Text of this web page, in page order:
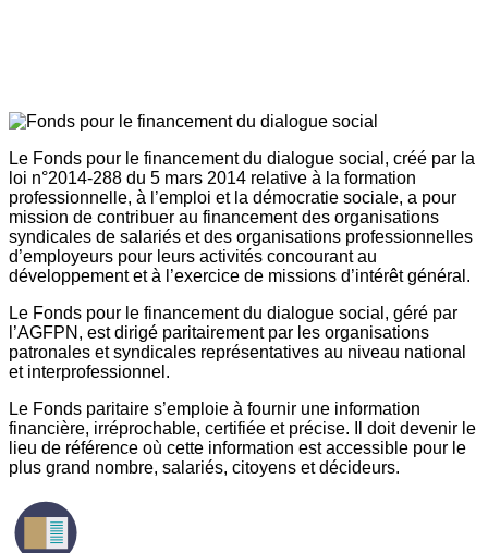
Le Fonds pour le financement du dialogue social, créé par la
loi n°2014-288 du 5 mars 2014 relative à la formation
professionnelle, à l’emploi et la démocratie sociale, a pour
mission de contribuer au financement des organisations
syndicales de salariés et des organisations professionnelles
d’employeurs pour leurs activités concourant au
développement et à l’exercice de missions d’intérêt général.
Le Fonds pour le financement du dialogue social, géré par
l’AGFPN, est dirigé paritairement par les organisations
patronales et syndicales représentatives au niveau national
et interprofessionnel.
Le Fonds paritaire s’emploie à fournir une information
financière, irréprochable, certifiée et précise. Il doit devenir le
lieu de référence où cette information est accessible pour le
plus grand nombre, salariés, citoyens et décideurs.